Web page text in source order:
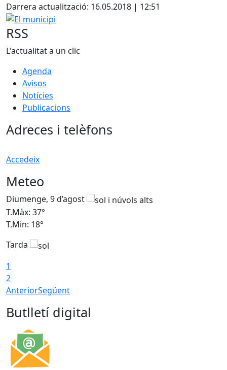
Darrera actualització: 16.05.2018 | 12:51
El municipi
RSS
L'actualitat a un clic
Agenda
Avisos
Notícies
Publicacions
Adreces i telèfons
Accedeix
Meteo
Diumenge, 9 d’agost
T.Màx: 37°
T.Min: 18°
Tarda
1
2
AnteriorSegüent
Butlletí digital